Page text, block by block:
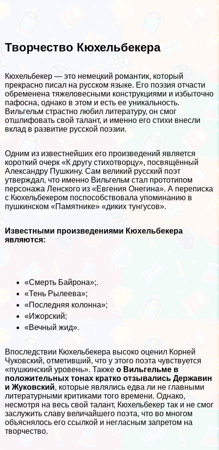
Творчество Кюхельбекера
Кюхельбекер — это немецкий романтик, который
прекрасно писал на русском языке. Его поэзия отчасти
обременена тяжеловесными конструкциями и избыточно
пафосна, однако в этом и есть ее уникальность.
Вильгельм страстно любил литературу, он смог
отшлифовать свой талант, и именно его стихи внесли
вклад в развитие русской поэзии.
Одним из известнейших его произведений является
короткий очерк «К другу стихотворцу», посвящённый
Александру Пушкину. Сам великий русский поэт
утверждал, что именно Вильгельм стал прототипом
персонажа Ленского из «Евгения Онегина». А переписка
с Кюхельбекером поспособствовала упоминанию в
пушкинском «Памятнике» «диких тунгусов».
Известными произведениями Кюхельбекера
являются:
«Cмepть Байрона»;.
«Тень Рылеева»;
«Последняя колонна»;
«Ижорский;
«Вечный жид».
Впоследствии Кюхельбекера высоко оценил Корней
Чуковский, отметивший, что у этого поэта чувствуется
«пушкинский уровень». Также о Вильгельме в
положительных тонах кратко отзывались Державин
и Жуковский, которые являлись едва ли не главными
литературными критиками того времени. Однако,
несмотря на весь свой талант, Кюхельбекер так и не смог
заслужить славу величайшего поэта, что во многом
объяснялось его ссылкой и негласным запретом на
творчество.